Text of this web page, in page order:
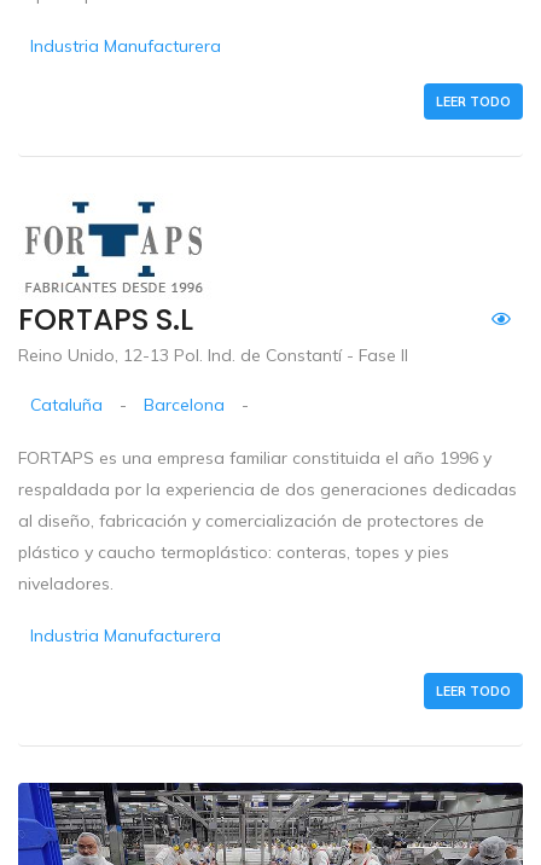
Industria Manufacturera
LEER TODO
FORTAPS S.L
Reino Unido, 12-13 Pol. Ind. de Constantí - Fase II
Cataluña - Barcelona -
FORTAPS es una empresa familiar constituida el año 1996 y
respaldada por la experiencia de dos generaciones dedicadas
al diseño, fabricación y comercialización de protectores de
plástico y caucho termoplástico: conteras, topes y pies
niveladores.
Industria Manufacturera
LEER TODO